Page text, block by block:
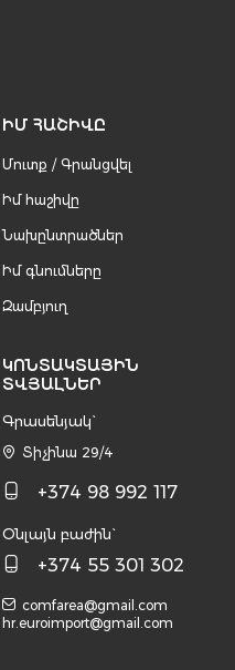
ԻՄ ՀԱՇԻՎԸ
Մուտք / Գրանցվել
Իմ հաշիվը
Նախընտրածներ
Իմ գնումները
Զամբյուղ
ԿՈՆՏԱԿՏԱՅԻՆ
ՏՎՅԱԼՆԵՐ
Գրասենյակ`
Տիչինա 29/4
+374 98 992 117
Օնլայն բաժին`
+374 55 301 302
comfarea@gmail.com
hr.euroimport@gmail.com